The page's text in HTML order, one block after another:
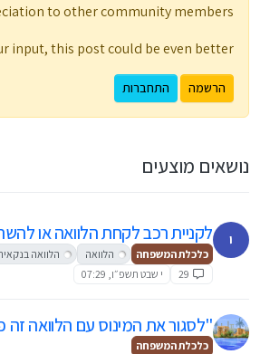
to other community members.
input, this post could be even better 💗
הרשמה התחברות
נושאים מוצעים
י לקניית רכב לקחת הלוואה או
כלכלת המשפחה הלוואה הלוואה
29
י שבט תשפ״ו, 07:29
"לסגור את המינוס עם הלוואה זה
כלכלת המשפחה